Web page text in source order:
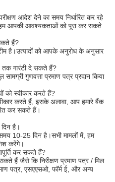
आदेश देने का समय निर्धारित कर रहे
आपकी आवश्यकताओं को पूरा कर सकते
हैं?
है।उत्पादों को आपके अनुरोध के अनुसार
गारंटी दे सकते हैं?
गुणवत्ता प्रमाण पत्र प्रदान किया
को स्वीकार करते हैं?
करते हैं, इसके अलावा, आप हमारे बैंक
कर सकते हैं।
है।
10-25 दिन है।सभी मामलों में, हम
करेंगे।
कर सकते हैं?
हैं जैसे कि निरीक्षण प्रमाण पत्र / मिल
पत्र, एसएएसओ, फॉर्म ई, और अन्य